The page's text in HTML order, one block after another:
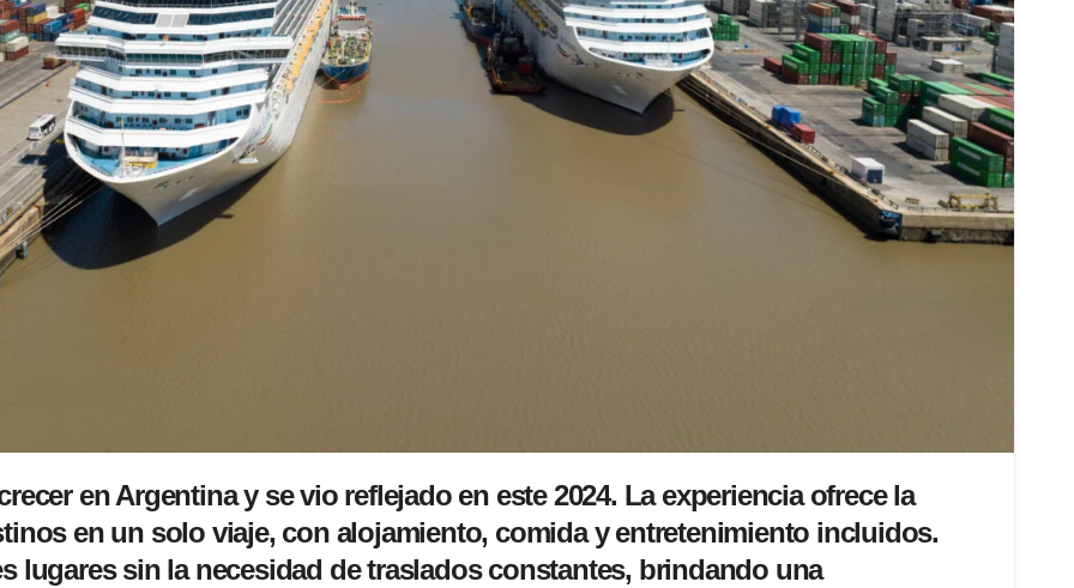
en Argentina y se vio reflejado en este 2024. La experiencia ofrece la
en un solo viaje, con alojamiento, comida y entretenimiento incluidos.
lugares sin la necesidad de traslados constantes, brindando una